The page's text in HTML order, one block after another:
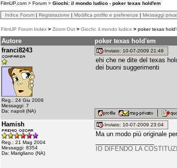
FilmUP.com > Forum > Giochi: il mondo ludico - poker texas hold'em
Indice Forum | Registrazione | Modifica profilo e preferenze | Messaggi
FilmUP Forum Index > Zoom Out > Giochi: il mondo ludico > poker texas
Autore
poker texas hold'em
franci8243
Reg.: 24 Giu 2009
Messaggi: 7
Da: napoli (NA)
Inviato: 10-07-2009 21:46
ehi che ne dite del texas
dei buoni suggerimenti
Hamish
Reg.: 21 Mag 2004
Messaggi: 8354
Da: Marigliano (NA)
Inviato: 10-07-2009 23:04
Ma un modo più originale
IO DIFENDO LA